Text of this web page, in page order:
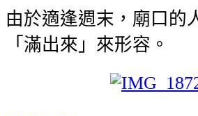
由於適逢週末，廟口的
「滿出來」來形容。